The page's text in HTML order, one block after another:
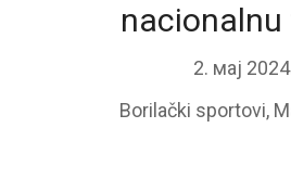
2. мај
Borilački sportovi,